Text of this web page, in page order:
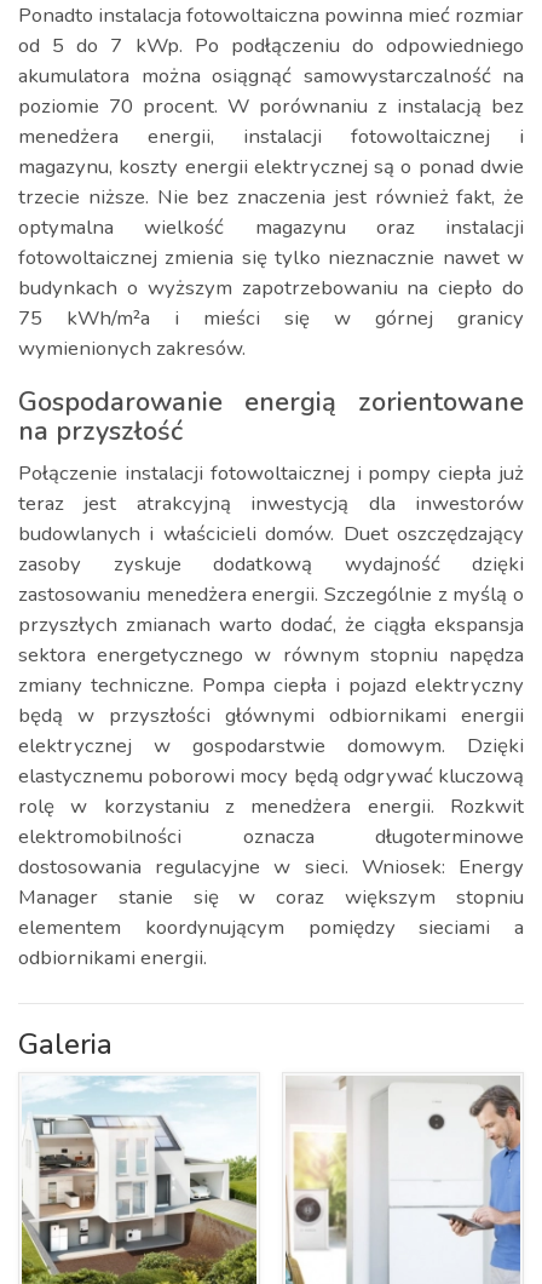
Ponadto instalacja fotowoltaiczna powinna mieć rozmiar
od 5 do 7 kWp. Po podłączeniu do odpowiedniego
akumulatora można osiągnąć samowystarczalność na
poziomie 70 procent. W porównaniu z instalacją bez
menedżera energii, instalacji fotowoltaicznej i
magazynu, koszty energii elektrycznej są o ponad dwie
trzecie niższe. Nie bez znaczenia jest również fakt, że
optymalna wielkość magazynu oraz instalacji
fotowoltaicznej zmienia się tylko nieznacznie nawet w
budynkach o wyższym zapotrzebowaniu na ciepło do
75 kWh/m²a i mieści się w górnej granicy
wymienionych zakresów.
Gospodarowanie energią zorientowane
na przyszłość
Połączenie instalacji fotowoltaicznej i pompy ciepła już
teraz jest atrakcyjną inwestycją dla inwestorów
budowlanych i właścicieli domów. Duet oszczędzający
zasoby zyskuje dodatkową wydajność dzięki
zastosowaniu menedżera energii. Szczególnie z myślą o
przyszłych zmianach warto dodać, że ciągła ekspansja
sektora energetycznego w równym stopniu napędza
zmiany techniczne. Pompa ciepła i pojazd elektryczny
będą w przyszłości głównymi odbiornikami energii
elektrycznej w gospodarstwie domowym. Dzięki
elastycznemu poborowi mocy będą odgrywać kluczową
rolę w korzystaniu z menedżera energii. Rozkwit
elektromobilności oznacza długoterminowe
dostosowania regulacyjne w sieci. Wniosek: Energy
Manager stanie się w coraz większym stopniu
elementem koordynującym pomiędzy sieciami a
odbiornikami energii.
Galeria